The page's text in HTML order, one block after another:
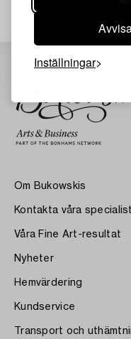
Inställningar
Om Bukowskis
Kontakta våra
Våra Fine Art-resultat
Nyheter
Hemvärdering
Kundservice
Transport och